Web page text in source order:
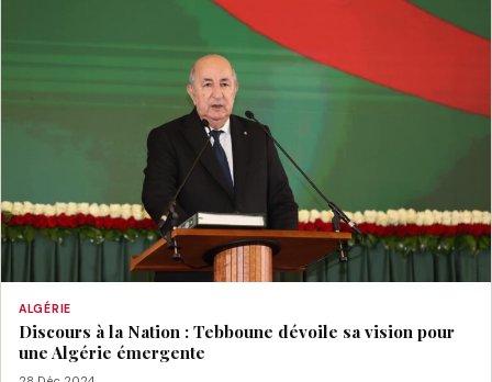
ALGÉRIE
Discours à la Nation : Tebboune dévoile sa vision pour
une Algérie émergente